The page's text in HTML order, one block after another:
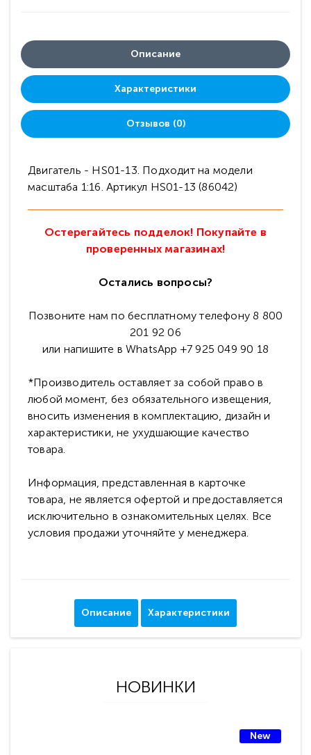
Описание
Характеристики
Отзывов (0)
Двигатель - HS01-13. Подходит на модели
масштаба 1:16. Артикул HS01-13 (86042)
Остерегайтесь подделок! Покупайте в
проверенных магазинах!
Остались вопросы?
Позвоните нам по бесплатному телефону 8 800
201 92 06
или напишите в WhatsApp +7 925 049 90 18
*Производитель оставляет за собой право в
любой момент, без обязательного извещения,
вносить изменения в комплектацию, дизайн и
характеристики, не ухудшающие качество
товара.
Информация, представленная в карточке
товара, не является офертой и предоставляется
исключительно в ознакомительных целях. Все
условия продажи уточняйте у менеджера.
Описание Характеристики
НОВИНКИ
New